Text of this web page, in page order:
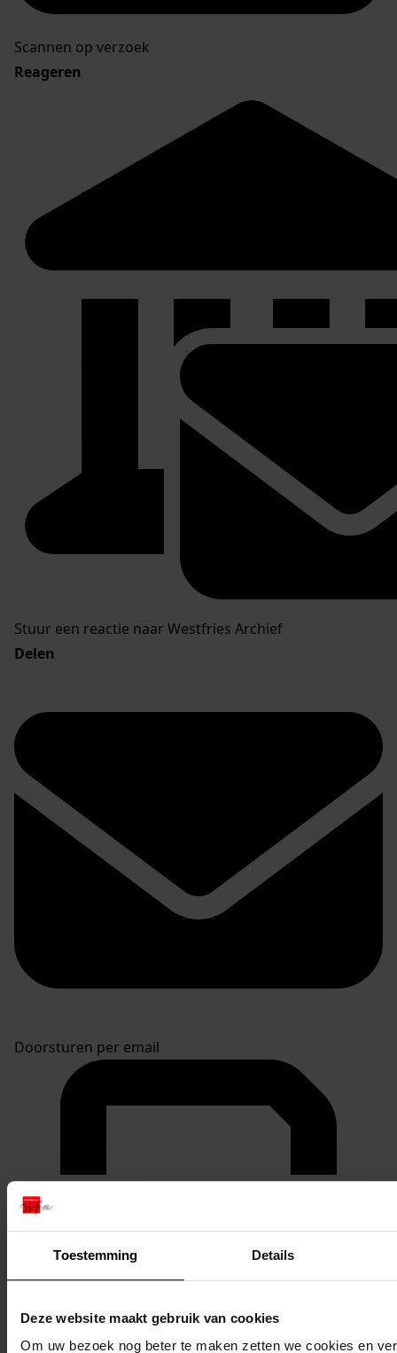
Toestemming Details
Deze website maakt gebruik van cookies
Om uw bezoek nog beter te maken zetten we cookies en
Scannen op verzoek
Reageren
Stuur een reactie naar Westfries Archief
Delen
Doorsturen per email